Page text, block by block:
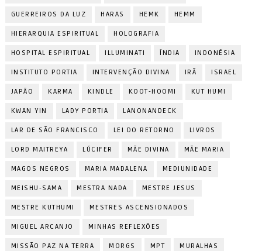
GUERREIROS DA LUZ HARAS HEMK HEMM
HIERARQUIA ESPIRITUAL HOLOGRAFIA
HOSPITAL ESPIRITUAL ILLUMINATI ÍNDIA INDONÉSIA
INSTITUTO PORTIA INTERVENÇÃO DIVINA IRÃ ISRAEL
JAPÃO KARMA KINDLE KOOT-HOOMI KUT HUMI
KWAN YIN LADY PORTIA LANONANDECK
LAR DE SÃO FRANCISCO LEI DO RETORNO LIVROS
LORD MAITREYA LÚCIFER MÃE DIVINA MÃE MARIA
MAGOS NEGROS MARIA MADALENA MEDIUNIDADE
MEISHU-SAMA MESTRA NADA MESTRE JESUS
MESTRE KUTHUMI MESTRES ASCENSIONADOS
MIGUEL ARCANJO MINHAS REFLEXÕES
MISSÃO PAZ NA TERRA MORGS MPT MURALHAS